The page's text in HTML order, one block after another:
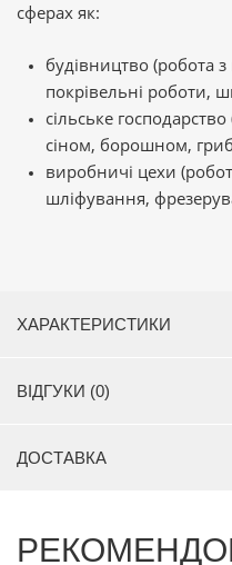
сферах як:
будівництво (робота
покрівельні роботи,
сільське
сіном, борошном,
виробничі цехи
шліфування,
ХАРАКТЕРИСТИКИ
ВІДГУКИ (0)
ДОСТАВКА